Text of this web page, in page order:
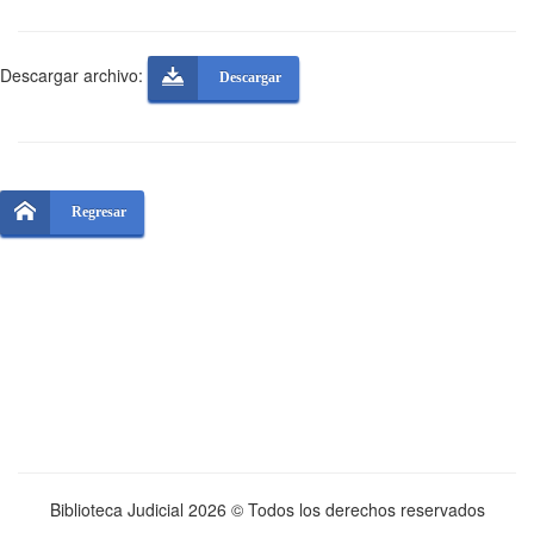
Descargar archivo: Descargar
Regresar
Biblioteca Judicial 2026 © Todos los derechos reservados